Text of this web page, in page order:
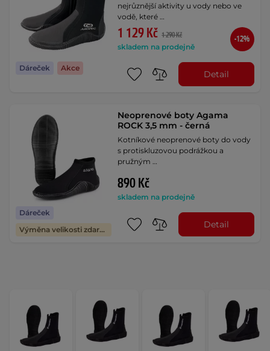
Dáreček Akce
nejrůznější aktivity u vody nebo ve
vodě, které …
1 129 Kč 1 290 Kč
skladem na prodejně
-12%
Detail
Dáreček
Výměna velikosti zdarma
Neoprenové boty Agama
ROCK 3,5 mm - černá
Kotníkové neoprenové boty do vody
s protiskluzovou podrážkou a
pružným …
890 Kč
skladem na prodejně
Detail